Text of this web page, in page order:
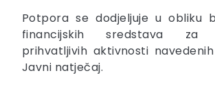
Potpora se dodjeljuje u obliku
financijskih sredstava za
prihvatljivih aktivnosti
Javni natječaj.